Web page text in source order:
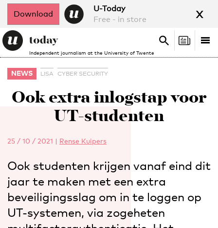
Download
U-Today
Free - in store
x
Independent journalism at the University of Twente
Search
Search
NEWS LISA CYBER SECURITY
Ook extra inlogstap voor
UT-studenten
25 / 10 / 2021 | Rense Kuipers
Ook studenten krijgen vanaf eind dit
jaar te maken met een extra
beveiligingsslag om in te loggen op
UT-systemen, via zogeheten